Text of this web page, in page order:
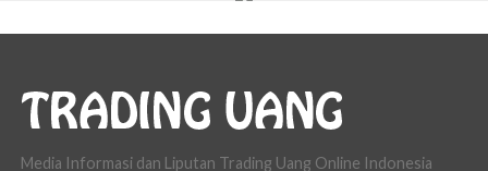
Media Informasi dan Liputan Trading Uang Online Indonesia